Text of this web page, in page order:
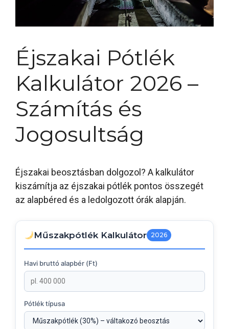
Éjszakai Pótlék
Kalkulátor 2026 –
Számítás és
Jogosultság
Éjszakai beosztásban dolgozol? A kalkulátor
kiszámítja az éjszakai pótlék pontos összegét
az alapbéred és a ledolgozott órák alapján.
Műszakpótlék Kalkulátor 2026
Havi bruttó alapbér (Ft)
Pótlék típusa